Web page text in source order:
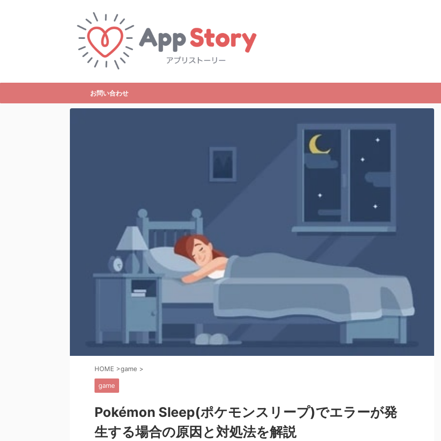
お問い合わせ
HOME >game >
game
Pokémon Sleep(ポケモンスリープ)でエラーが発
生する場合の原因と対処法を解説